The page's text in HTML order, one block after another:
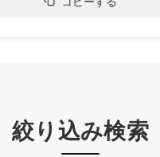
絞り込み検索